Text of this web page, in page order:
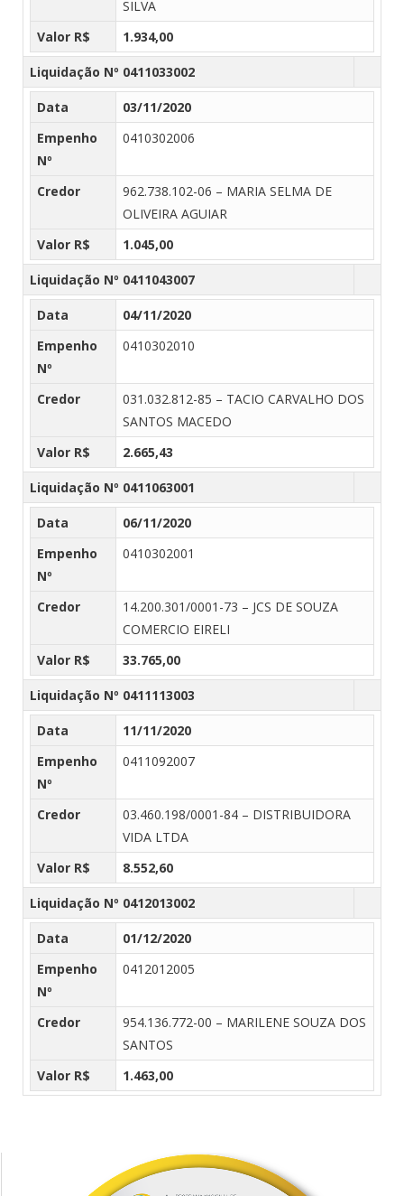
SILVA
Valor R$
1.934,00
Liquidação Nº 0411033002
Data
03/11/2020
Empenho
Nº
0410302006
Credor
962.738.102-06 – MARIA SELMA DE
OLIVEIRA AGUIAR
Valor R$
1.045,00
Liquidação Nº 0411043007
Data
04/11/2020
Empenho
Nº
0410302010
Credor
031.032.812-85 – TACIO CARVALHO DOS
SANTOS MACEDO
Valor R$
2.665,43
Liquidação Nº 0411063001
Data
06/11/2020
Empenho
Nº
0410302001
Credor
14.200.301/0001-73 – JCS DE SOUZA
COMERCIO EIRELI
Valor R$
33.765,00
Liquidação Nº 0411113003
Data
11/11/2020
Empenho
Nº
0411092007
Credor
03.460.198/0001-84 – DISTRIBUIDORA
VIDA LTDA
Valor R$
8.552,60
Liquidação Nº 0412013002
Data
01/12/2020
Empenho
Nº
0412012005
Credor
954.136.772-00 – MARILENE SOUZA DOS
SANTOS
Valor R$
1.463,00